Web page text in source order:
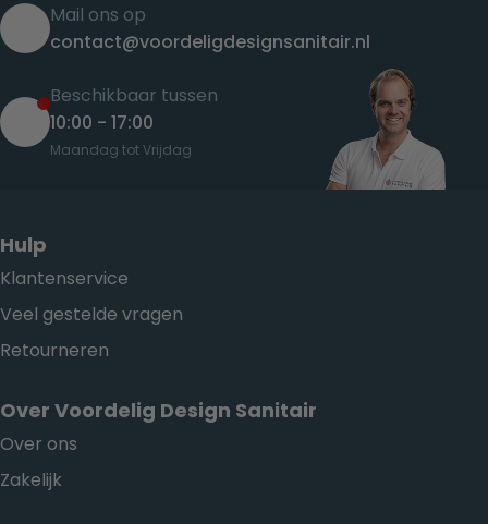
Mail ons op
contact@voordeligdesignsanitair.nl
Beschikbaar tussen
10:00 - 17:00
Maandag tot Vrijdag
Hulp
Klantenservice
Veel gestelde vragen
Retourneren
Over Voordelig Design Sanitair
Over ons
Zakelijk